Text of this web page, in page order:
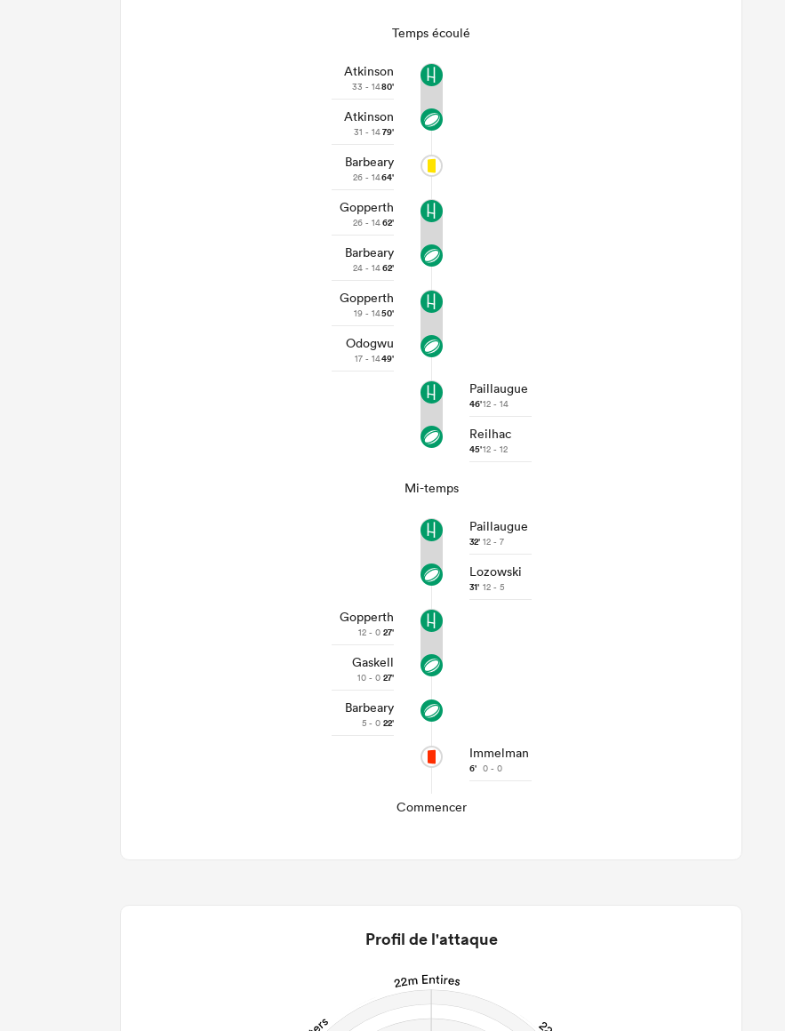
Temps écoulé
Atkinson
33 - 1480'
Atkinson
31 - 1479'
Barbeary
26 - 1464'
Gopperth
26 - 1462'
Barbeary
24 - 1462'
Gopperth
19 - 1450'
Odogwu
17 - 1449'
Paillaugue
46'12 - 14
Reilhac
45'12 - 12
Mi-temps
Paillaugue
32' 12 - 7
Lozowski
31' 12 - 5
Gopperth
12 - 0 27'
Gaskell
10 - 0 27'
Barbeary
5 - 0 22'
Immelman
6' 0 - 0
Commencer
Profil de l'attaque